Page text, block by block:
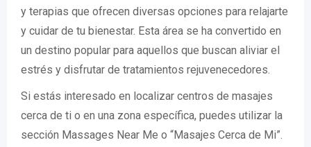
y terapias que ofrecen diversas opciones para relajarte
y cuidar de tu bienestar. Esta área se ha convertido en
un destino popular para aquellos que buscan aliviar el
estrés y disfrutar de tratamientos rejuvenecedores.
Si estás interesado en localizar centros de masajes
cerca de ti o en una zona específica, puedes utilizar la
sección Massages Near Me o “Masajes Cerca de Mi”.